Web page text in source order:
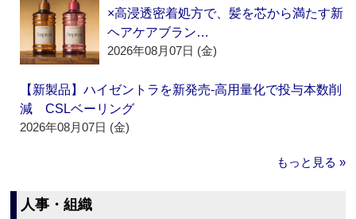
×高浸透密着処方で、髪を芯から満たす新
ヘアケアブラン…
2026年08月07日 (金)
【新製品】ハイゼントラを新発売‐高用量化で投与本数削
減 CSLベーリング
2026年08月07日 (金)
もっと見る »
人事・組織